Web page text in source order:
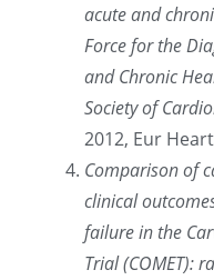
acute and
Force for the
and Chronic
Society of
2012, Eur
Comparison of
clinical
failure in the
Trial (COMET):